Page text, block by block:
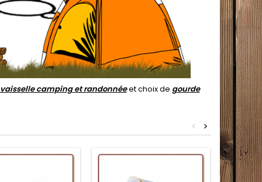
vaisselle camping et randonnéeet choix de gourde
>
<